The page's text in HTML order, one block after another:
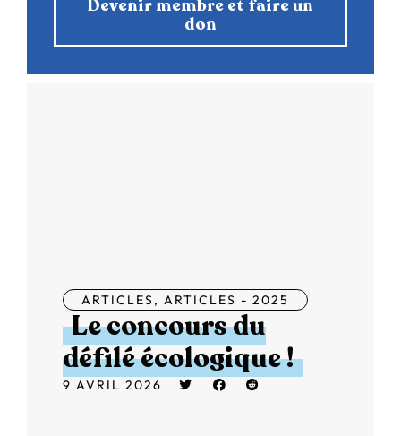
Devenir membre et faire un
don
ARTICLES, ARTICLES - 2025
Le concours du
défilé écologique !
9 AVRIL 2026